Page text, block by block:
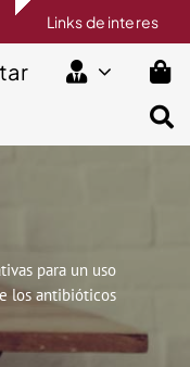
Links de interes
para un uso
los antibióticos